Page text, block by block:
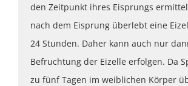
den Zeitpunkt ihres Eisprungs
nach dem Eisprung überlebt eine
24 Stunden. Daher kann auch nur
Befruchtung der Eizelle erfolgen. Da
zu fünf Tagen im weiblichen Körper